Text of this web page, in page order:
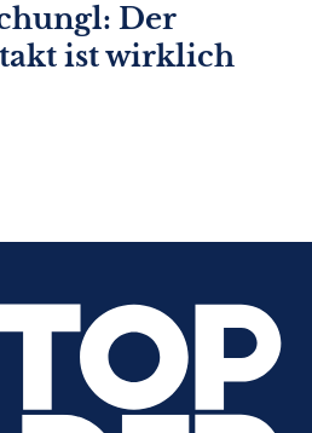
Der
ist wirklich